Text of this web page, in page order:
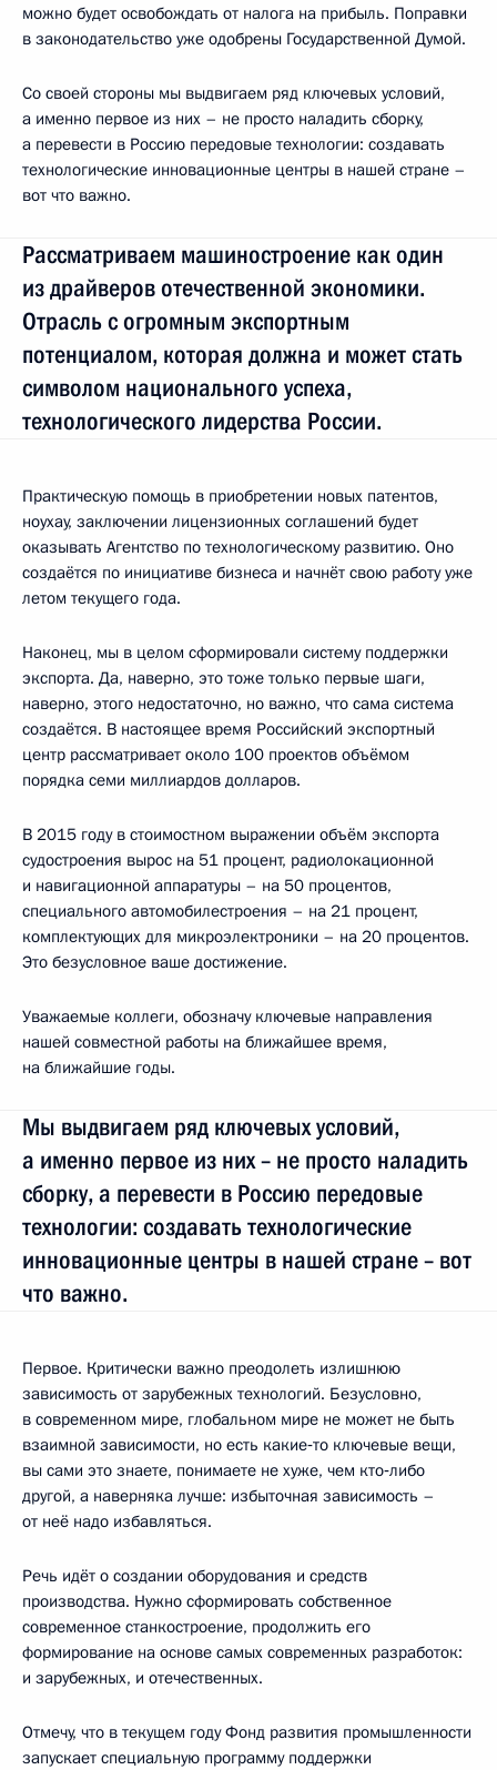
можно будет освобождать от налога на прибыль. Поправки
в законодательство уже одобрены Государственной Думой.
Со своей стороны мы выдвигаем ряд ключевых условий,
а именно первое из них – не просто наладить сборку,
а перевести в Россию передовые технологии: создавать
технологические инновационные центры в нашей стране –
вот что важно.
Рассматриваем машиностроение как один
из драйверов отечественной экономики.
Отрасль с огромным экспортным
потенциалом, которая должна и может стать
символом национального успеха,
технологического лидерства России.
Практическую помощь в приобретении новых патентов,
ноухау, заключении лицензионных соглашений будет
оказывать Агентство по технологическому развитию. Оно
создаётся по инициативе бизнеса и начнёт свою работу уже
летом текущего года.
Наконец, мы в целом сформировали систему поддержки
экспорта. Да, наверно, это тоже только первые шаги,
наверно, этого недостаточно, но важно, что сама система
создаётся. В настоящее время Российский экспортный
центр рассматривает около 100 проектов объёмом
порядка семи миллиардов долларов.
В 2015 году в стоимостном выражении объём экспорта
судостроения вырос на 51 процент, радиолокационной
и навигационной аппаратуры – на 50 процентов,
специального автомобилестроения – на 21 процент,
комплектующих для микроэлектроники – на 20 процентов.
Это безусловное ваше достижение.
Уважаемые коллеги, обозначу ключевые направления
нашей совместной работы на ближайшее время,
на ближайшие годы.
Мы выдвигаем ряд ключевых условий,
а именно первое из них – не просто наладить
сборку, а перевести в Россию передовые
технологии: создавать технологические
инновационные центры в нашей стране – вот
что важно.
Первое. Критически важно преодолеть излишнюю
зависимость от зарубежных технологий. Безусловно,
в современном мире, глобальном мире не может не быть
взаимной зависимости, но есть какие‑то ключевые вещи,
вы сами это знаете, понимаете не хуже, чем кто‑либо
другой, а наверняка лучше: избыточная зависимость –
от неё надо избавляться.
Речь идёт о создании оборудования и средств
производства. Нужно сформировать собственное
современное станкостроение, продолжить его
формирование на основе самых современных разработок:
и зарубежных, и отечественных.
Отмечу, что в текущем году Фонд развития промышленности
запускает специальную программу поддержки